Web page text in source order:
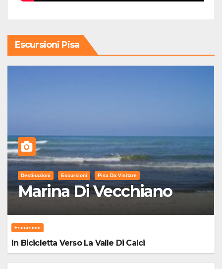
Escursioni Pisa
Destinazioni Escursioni Pisa Da Visitare
Marina Di Vecchiano
Escursioni
In Bicicletta Verso La Valle Di Calci